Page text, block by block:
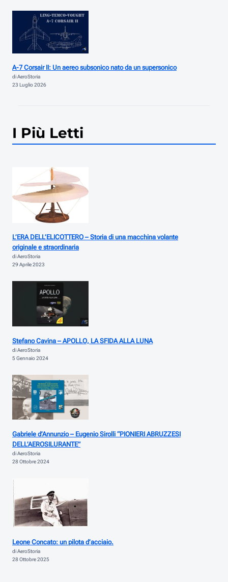
A-7 Corsair II: Un aereo subsonico nato da un supersonico
di AeroStoria
23 Luglio 2026
I Più Letti
L’ERA DELL’ELICOTTERO – Storia di una macchina volante
originale e straordinaria
di AeroStoria
29 Aprile 2023
Stefano Cavina – APOLLO, LA SFIDA ALLA LUNA
di AeroStoria
5 Gennaio 2024
Gabriele d’Annunzio – Eugenio Sirolli “PIONIERI ABRUZZESI
DELL’AEROSILURANTE”
di AeroStoria
28 Ottobre 2024
Leone Concato: un pilota d’acciaio.
di AeroStoria
28 Ottobre 2025